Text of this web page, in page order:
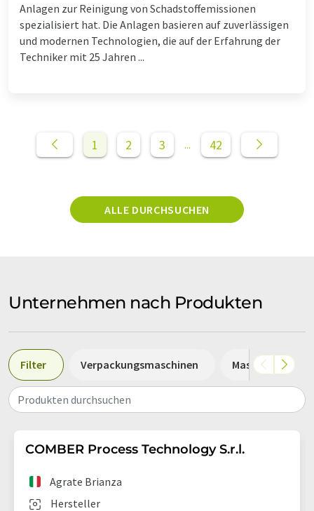
Anlagen zur Reinigung von Schadstoffemissionen
spezialisiert hat. Die Anlagen basieren auf zuverlässigen
und modernen Technologien, die auf der Erfahrung der
Techniker mit 25 Jahren ...
1 2 3 ... 42
ALLE DURCHSUCHEN
Unternehmen nach Produkten
Filter Verpackungsmaschinen
Produkten durchsuchen
COMBER Process Technology S.r.l.
Hersteller
Agrate Brianza